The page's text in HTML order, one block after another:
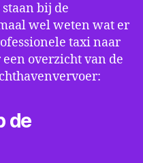
bij de
wel weten wat er
taxi naar
overzicht van de
de